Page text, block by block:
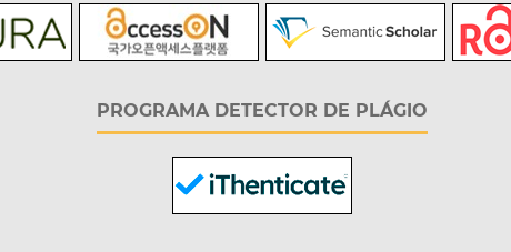
PROGRAMA DETECTOR DE PLÁGIO